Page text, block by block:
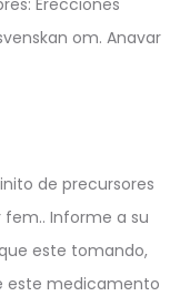
om. Anavar
de precursores
fem.. Informe a su
este tomando,
este medicamento